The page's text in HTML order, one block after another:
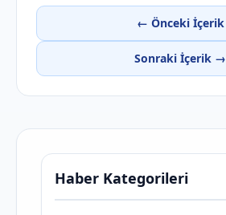
← Önceki İçerik
Sonraki İçerik →
Haber Kategorileri